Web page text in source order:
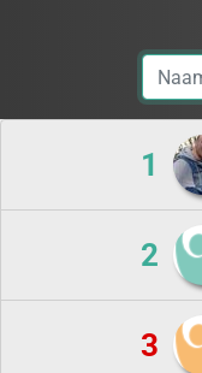
1
2
3